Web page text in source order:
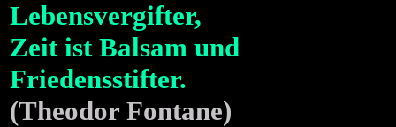
Lebensvergifter,
Zeit ist Balsam und
Friedensstifter.
(Theodor Fontane)